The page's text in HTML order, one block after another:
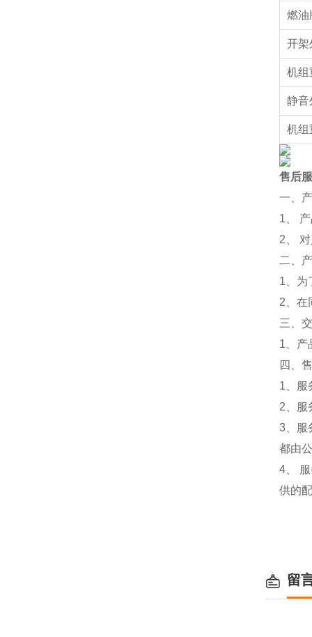
燃油
开架
机组
静音
机组
售后
一、
1、
2、
二、
1、为
2、在
三、
1、产
四、
1、服
2、服
3、服
都由
4、
供的
留